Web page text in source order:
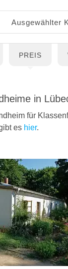
PREIS
in
für
es hier.